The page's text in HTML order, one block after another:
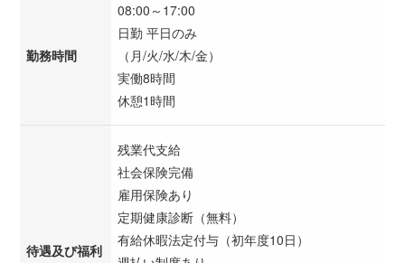
勤務時間
08:00～17:00
日勤 平日のみ
（月/火/水/木/金）
実働8時間
休憩1時間
待遇及び福利
残業代支給
社会保険完備
雇用保険あり
定期健康診断（無料）
有給休暇法定付与（初年度10日）